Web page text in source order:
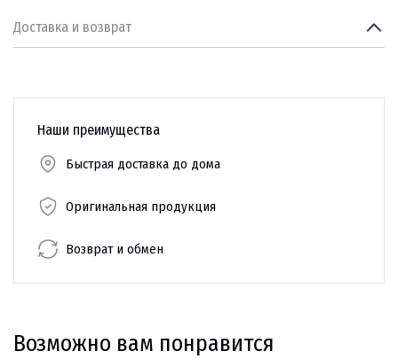
Доставка и возврат
Наши преимущества
Быстрая доставка до дома
Оригинальная продукция
Возврат и обмен
Возможно вам понравится